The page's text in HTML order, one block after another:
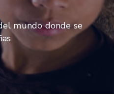
mundo donde se